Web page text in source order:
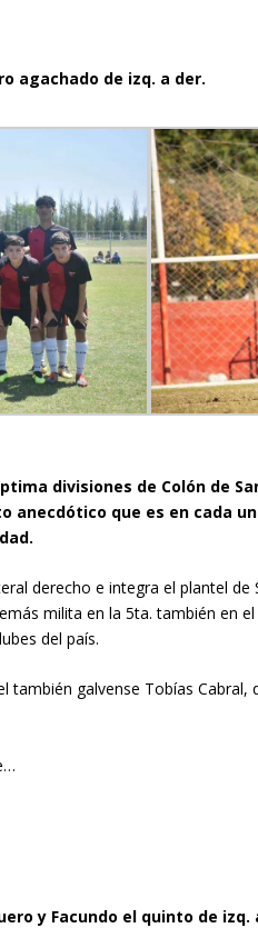
agachado de izq. a der.
divisiones de Colón de
anecdótico que es en cada
derecho e integra el plantel
milita en la 5ta. también en
del país.
también galvense Tobías
y Facundo el quinto de izq.